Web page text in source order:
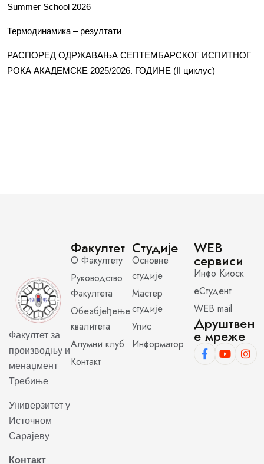
Summer School 2026
Термодинамика – резултати
РАСПОРЕД ОДРЖАВАЊА СЕПТЕМБАРСКОГ ИСПИТНОГ
РОКА АКАДЕМСКЕ 2025/2026. ГОДИНЕ (II циклус)
Факултет за
производњу и
менаџмент
Требиње
Универзитет у
Источном
Сарајеву
Контакт
Факултет
О Факултету
Руководство
Факултета
Обезбјеђење
квалитета
Алумни клуб
Контакт
Студије
Основне
студије
Мастер
студије
Упис
Информатор
WEB
сервиси
Инфо Киоск
еСтудент
WEB mail
Друштвен
е мреже